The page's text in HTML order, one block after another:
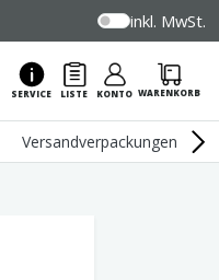
inkl. MwSt.
SERVICE LISTE KONTO WARENKORB
Versandverpackungen